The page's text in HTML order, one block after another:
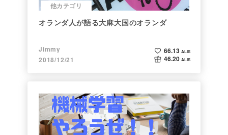
他カテゴリ
オランダ人が語る大麻大国のオランダ
Jimmy
2018/12/21
66.13 ALIS
46.20 ALIS